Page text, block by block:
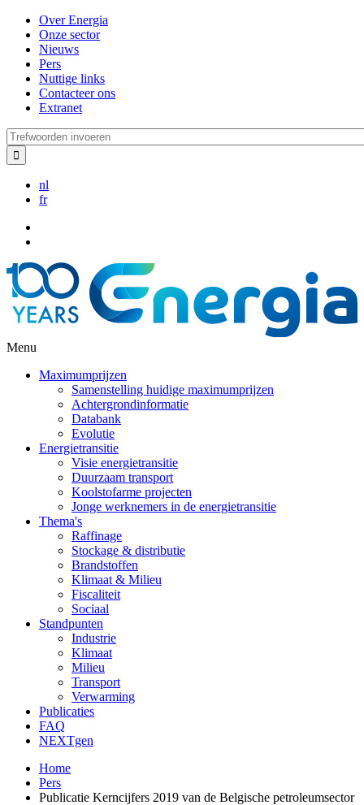
Overslaan
naar
inhoud
gaan
Over Energia
Onze sector
Nieuws
Pers
Nuttige links
Contacteer ons
Extranet
Trefwoorden
invoeren
nl
fr
Menu
Maximumprijzen
Samenstelling huidige maximumprijzen
Achtergrondinformatie
Databank
Evolutie
Energietransitie
Visie energietransitie
Duurzaam transport
Koolstofarme projecten
Jonge werknemers in de energietransitie
Thema's
Raffinage
Stockage & distributie
Brandstoffen
Klimaat & Milieu
Fiscaliteit
Sociaal
Standpunten
Industrie
Klimaat
Milieu
Transport
Verwarming
Publicaties
FAQ
NEXTgen
Home
Pers
Publicatie Kerncijfers 2019 van de Belgische petroleumsector